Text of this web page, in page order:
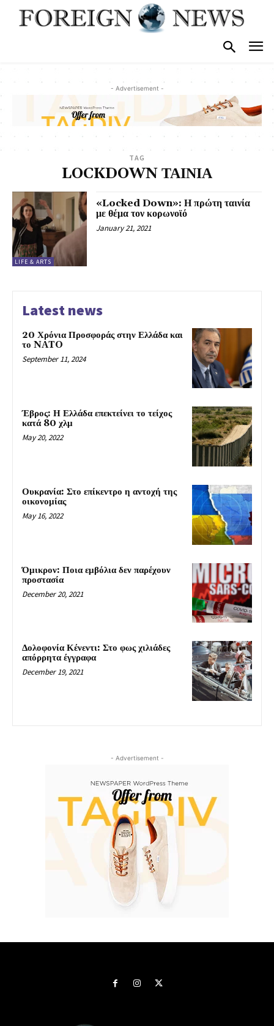
- Advertisement -
TAG
LOCKDOWN ΤΑΙΝΙΑ
LIFE & ARTS
«Locked Down»: Η πρώτη ταινία
με θέμα τον κορωνοϊό
January 21, 2021
Latest news
20 Χρόνια Προσφοράς στην Ελλάδα και
το NATO
September 11, 2024
Έβρος: Η Ελλάδα επεκτείνει το τείχος
κατά 80 χλμ
May 20, 2022
Ουκρανία: Στο επίκεντρο η αντοχή της
οικονομίας
May 16, 2022
Όμικρον: Ποια εμβόλια δεν παρέχουν
προστασία
December 20, 2021
Δολοφονία Κένεντι: Στο φως χιλιάδες
απόρρητα έγγραφα
December 19, 2021
- Advertisement -